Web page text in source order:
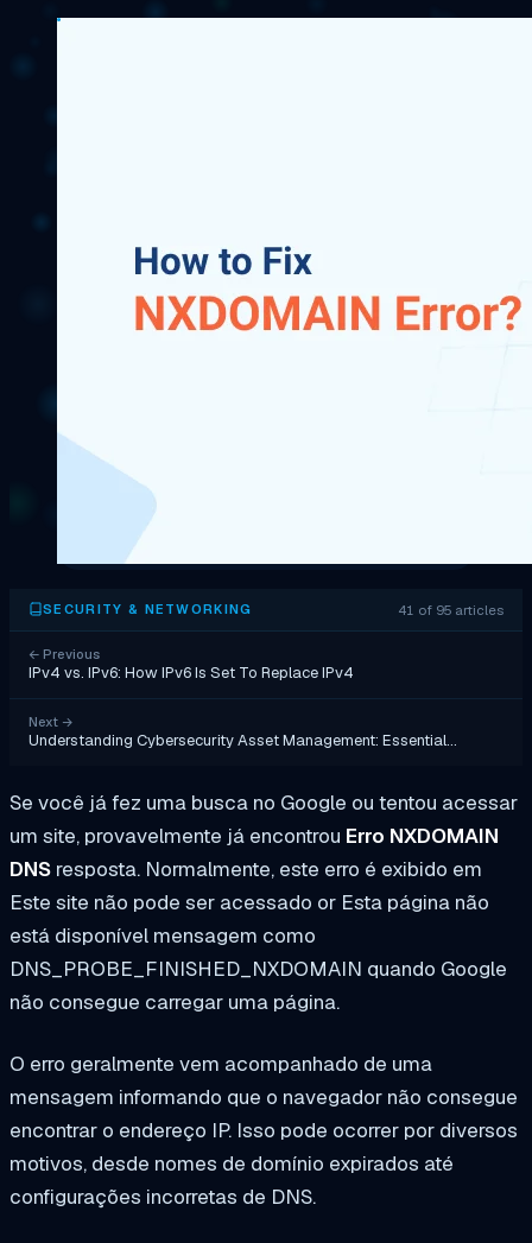
SECURITY & NETWORKING 41 of 95 articles
← Previous
IPv4 vs. IPv6: How IPv6 Is Set To Replace IPv4
Next →
Understanding Cybersecurity Asset Management: Essential…
Se você já fez uma busca no Google ou tentou acessar
um site, provavelmente já encontrou Erro NXDOMAIN
DNS resposta. Normalmente, este erro é exibido em
Este site não pode ser acessado or Esta página não
está disponível mensagem como
DNS_PROBE_FINISHED_NXDOMAIN quando Google
não consegue carregar uma página.
O erro geralmente vem acompanhado de uma
mensagem informando que o navegador não consegue
encontrar o endereço IP. Isso pode ocorrer por diversos
motivos, desde nomes de domínio expirados até
configurações incorretas de DNS.